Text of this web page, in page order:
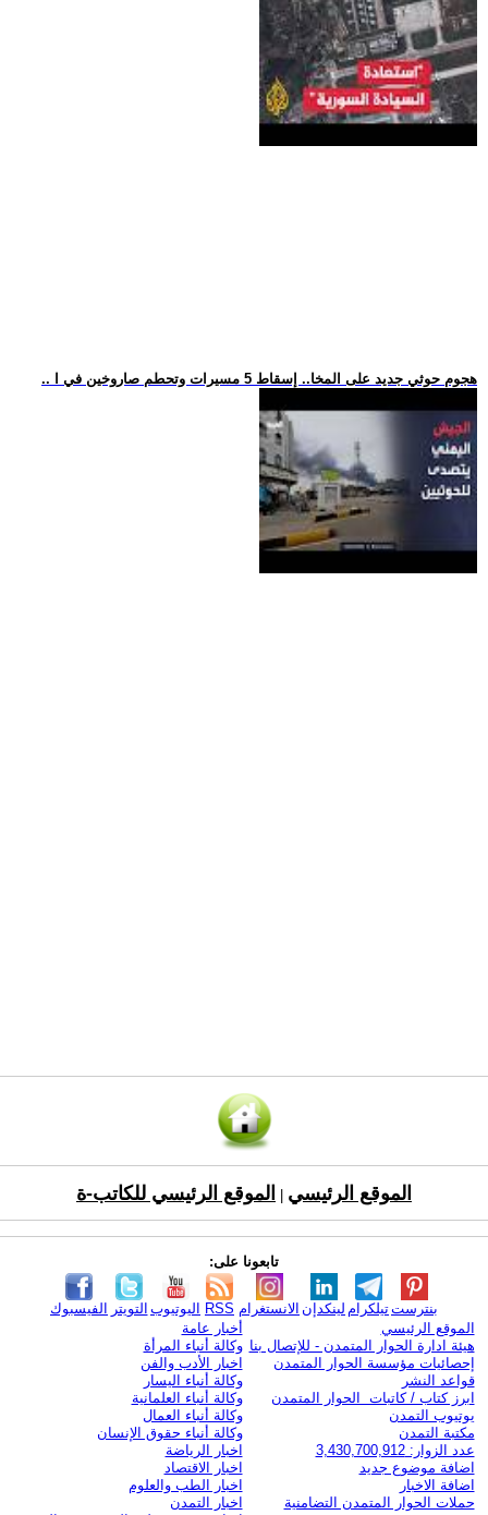
.. هجوم حوثي جديد على المخا.. إسقاط 5 مسيرات وتحطم صاروخين في ا
الموقع الرئيسي الموقع الرئيسي للكاتب-ة
تابعونا على:
الفيسبوك التويتر اليوتيوب RSS الانستغرام لينكدإن تيلكرامبنترست
الموقع الرئيسي
هيئة ادارة الحوار المتمدن - للإتصال بنا
إحصائيات مؤسسة الحوار المتمدن
قواعد النشر
ابرز كتاب / كاتبات الحوار المتمدن
يوتيوب التمدن
مكتبة التمدن
عدد الزوار: 3,430,700,912
اضافة موضوع جديد
اضافة الاخبار
حملات الحوار المتمدن التضامنية
أخبار عامة
وكالة أنباء المرأة
اخبار الأدب والفن
وكالة أنباء اليسار
وكالة أنباء العلمانية
وكالة أنباء العمال
وكالة أنباء حقوق الإنسان
اخبار الرياضة
اخبار الاقتصاد
اخبار الطب والعلوم
اخبار التمدن